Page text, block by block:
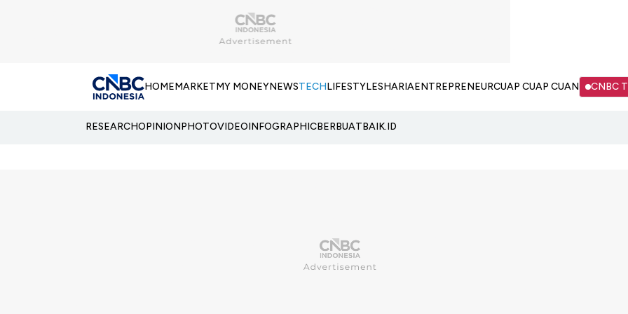
HOMEMARKETMY MONEYNEWSTECHLIFESTYLESHARIAENTREPRENEURCUAP CUAP CUAN CNBC
RESEARCHOPINIONPHOTOVIDEOINFOGRAPHICBERBUATBAIK.ID